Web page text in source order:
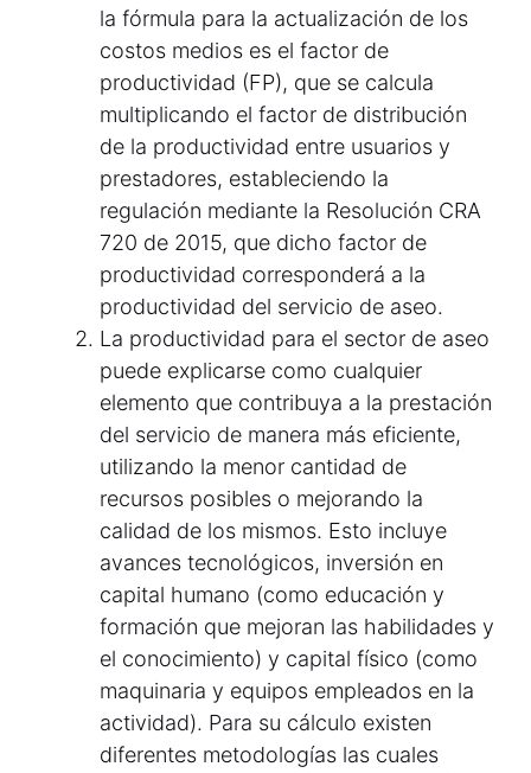
la fórmula para la actualización de los
costos medios es el factor de
productividad (FP), que se calcula
multiplicando el factor de distribución
de la productividad entre usuarios y
prestadores, estableciendo la
regulación mediante la Resolución CRA
720 de 2015, que dicho factor de
productividad corresponderá a la
productividad del servicio de aseo.
La productividad para el sector de aseo
puede explicarse como cualquier
elemento que contribuya a la prestación
del servicio de manera más eficiente,
utilizando la menor cantidad de
recursos posibles o mejorando la
calidad de los mismos. Esto incluye
avances tecnológicos, inversión en
capital humano (como educación y
formación que mejoran las habilidades y
el conocimiento) y capital físico (como
maquinaria y equipos empleados en la
actividad). Para su cálculo existen
diferentes metodologías las cuales